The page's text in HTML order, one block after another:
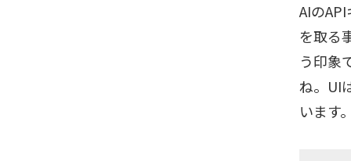
AIの
を取る
う印象
ね。UI
います